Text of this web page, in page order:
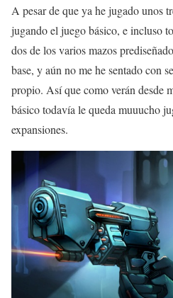
A pesar de que ya he jugado unos
jugando el juego básico, e incluso
dos de los varios mazos
base, y aún no me he sentado con
propio. Así que como verán desde
básico todavía le queda muuucho
expansiones.